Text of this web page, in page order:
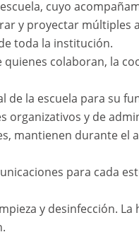
cuyo
y proyectar múltiples
toda la institución.
quienes colaboran, la
la escuela para su
organizativos y de
mantienen durante el
para cada
y desinfección. La